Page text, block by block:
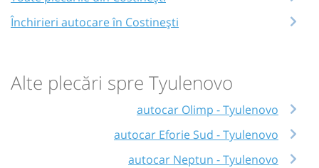
Închirieri autocare în Costinești
Alte plecări spre Tyulenovo
autocar Olimp - Tyulenovo
autocar Eforie Sud - Tyulenovo
autocar Neptun - Tyulenovo